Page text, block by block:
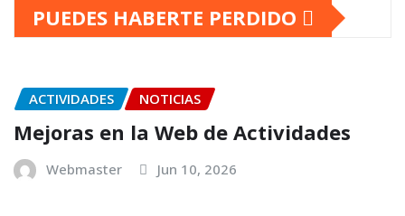
PUEDES HABERTE PERDIDO
ACTIVIDADES NOTICIAS
Mejoras en la Web de Actividades
Webmaster Jun 10, 2026